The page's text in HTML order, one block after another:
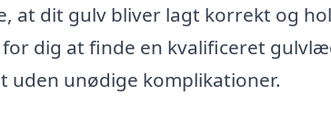
at dit gulv bliver lagt korrekt og
dig at finde en kvalificeret
uden unødige komplikationer.